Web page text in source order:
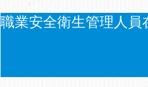
職業安全衛生管理人員